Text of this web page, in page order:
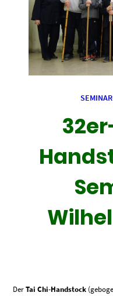
DerTai Chi-Handstock